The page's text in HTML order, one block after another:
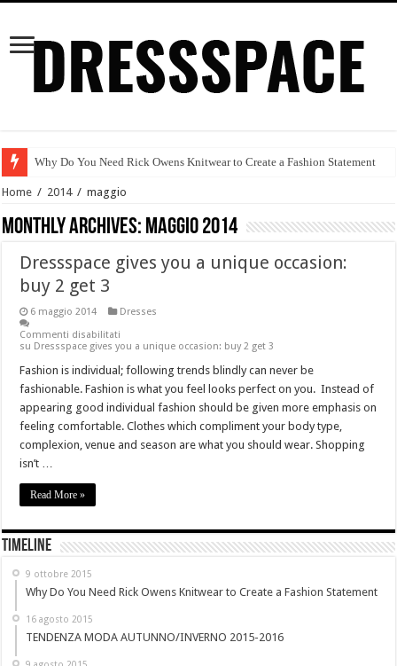
Why Do You Need Rick Owens Knitwear to Create a Fashion Statement
TENDENZA MODA AUTUNNO/INVERNO 2015-2016
Arte e moda
Prabal Gurung
Attractive Discount Deals on Women’s online Clothing at Dressspace
Moda Etica & Equo Garantita
Are You Searching For the Perfect Petite Women's Clothing?
Home / 2014 / maggio
Monthly Archives: maggio 2014
Dressspace gives you a unique occasion:
buy 2 get 3
6 maggio 2014
Dresses
Commenti disabilitati
su Dressspace gives you a unique occasion: buy 2 get 3
Fashion is individual; following trends blindly can never be
fashionable. Fashion is what you feel looks perfect on you. Instead of
appearing good individual fashion should be given more emphasis on
feeling comfortable. Clothes which compliment your body type,
complexion, venue and season are what you should wear. Shopping
isn’t …
Read More »
Timeline
9 ottobre 2015
Why Do You Need Rick Owens Knitwear to Create a Fashion Statement
16 agosto 2015
TENDENZA MODA AUTUNNO/INVERNO 2015-2016